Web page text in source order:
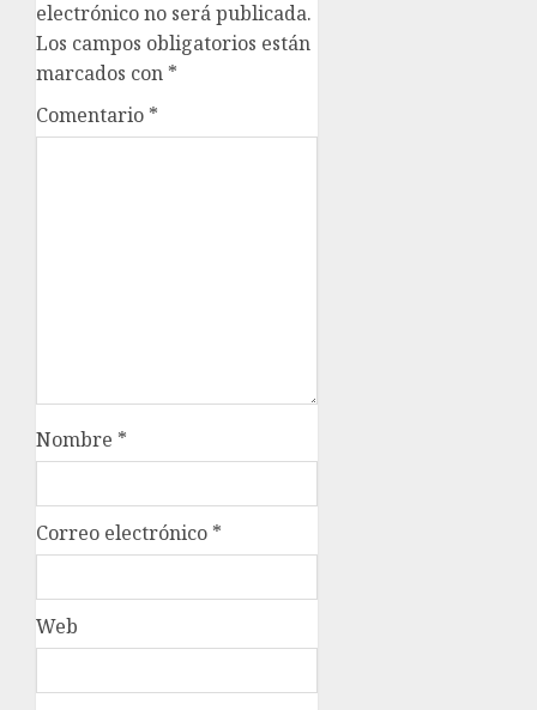
electrónico no será publicada.
Los campos obligatorios están
marcados con *
Comentario *
Nombre *
Correo electrónico *
Web